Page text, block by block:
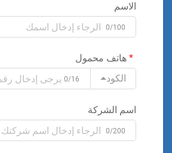
الاسم
0/100
هاتف محمول
الكود
0/16
اسم الشركة
0/200